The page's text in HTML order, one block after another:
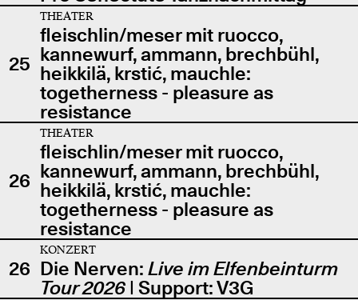
25
THEATER
fleischlin/meser mit ruocco,
kannewurf, ammann, brechbühl,
heikkilä, krstić, mauchle:
togetherness - pleasure as
resistance
26
THEATER
fleischlin/meser mit ruocco,
kannewurf, ammann, brechbühl,
heikkilä, krstić, mauchle:
togetherness - pleasure as
resistance
26
KONZERT
Die Nerven: Live im Elfenbeinturm
Tour 2026| Support: V3G